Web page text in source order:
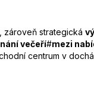
zároveň strategická
večeří#mezi
centrum v